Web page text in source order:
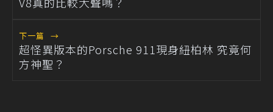
下一篇 →
超怪異版本的Porsche 911現身紐柏林 究竟何
方神聖？